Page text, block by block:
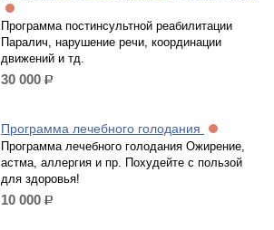
Программа постинсультной реабилитации
Паралич, нарушение речи, координации
движений и тд.
30 000 р.
Программа лечебного голодания
Программа лечебного голодания Ожирение,
астма, аллергия и пр. Похудейте с пользой
для здоровья!
10 000 р.